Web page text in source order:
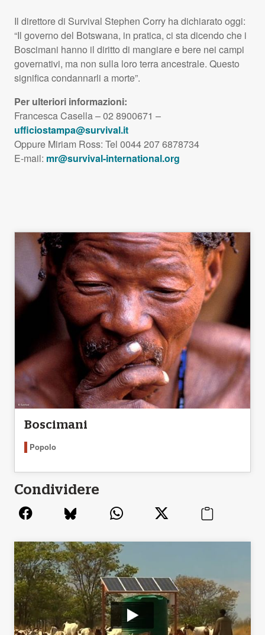
Il direttore di Survival Stephen Corry ha dichiarato oggi:
“Il governo del Botswana, in pratica, ci sta dicendo che i
Boscimani hanno il diritto di mangiare e bere nei campi
governativi, ma non sulla loro terra ancestrale. Questo
significa condannarli a morte”.
Per ulteriori informazioni:
Francesca Casella – 02 8900671 –
ufficiostampa@survival.it
Oppure Miriam Ross: Tel 0044 207 6878734
E-mail: mr@survival-international.org
Boscimani
Popolo
Condividere